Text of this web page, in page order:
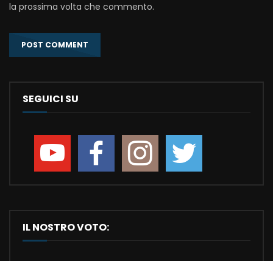
la prossima volta che commento.
SEGUICI SU
IL NOSTRO VOTO: